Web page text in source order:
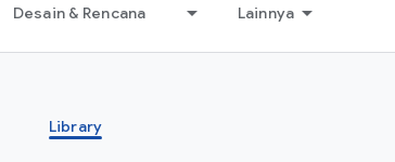
Desain & Rencana Lainnya
Library